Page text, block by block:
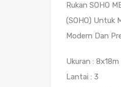
Rukan SOHO
(SOHO) Untuk
Modern Dan
Ukuran : 8x18m
Lantai : 3